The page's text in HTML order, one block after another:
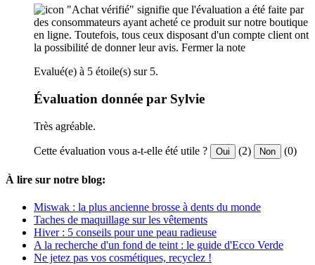
"Achat vérifié" signifie que l'évaluation a été faite par
des consommateurs ayant acheté ce produit sur notre boutique
en ligne. Toutefois, tous ceux disposant d'un compte client ont
la possibilité de donner leur avis. Fermer la note
Evalué(e) à 5 étoile(s) sur 5.
Évaluation donnée par Sylvie
Très agréable.
Cette évaluation vous a-t-elle été utile ? Oui (2) Non (0)
À lire sur notre blog:
Miswak : la plus ancienne brosse à dents du monde
Taches de maquillage sur les vêtements
Hiver : 5 conseils pour une peau radieuse
A la recherche d'un fond de teint : le guide d'Ecco Verde
Ne jetez pas vos cosmétiques, recyclez !